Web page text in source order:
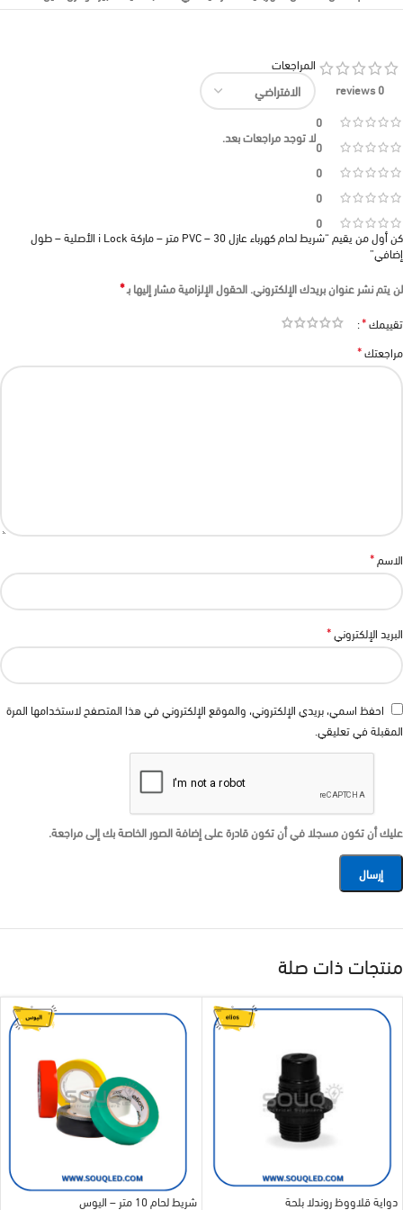
0 reviews
0
0
0
0
0
المراجعات
لا توجد مراجعات بعد.
كن أول من يقيم “شريط لحام كهرباء عازل PVC – 30 متر – ماركة i Lock الأصلية – طول
إضافي”
لن يتم نشر عنوان بريدك الإلكتروني.الحقول الإلزامية مشار إليها بـ*
تقييمك*
مراجعتك*
الاسم*
البريد الإلكتروني*
احفظ اسمي، بريدي الإلكتروني، والموقع الإلكتروني في هذا المتصفح لاستخدامها المرة
المقبلة في تعليقي.
عليك أن تكون مسجلا في أن تكون قادرة على إضافة الصور الخاصة بك إلى مراجعة.
منتجات ذات صلة
دواية قلاووظ روندلا بلحة
شريط لحام 10 متر – اليوس